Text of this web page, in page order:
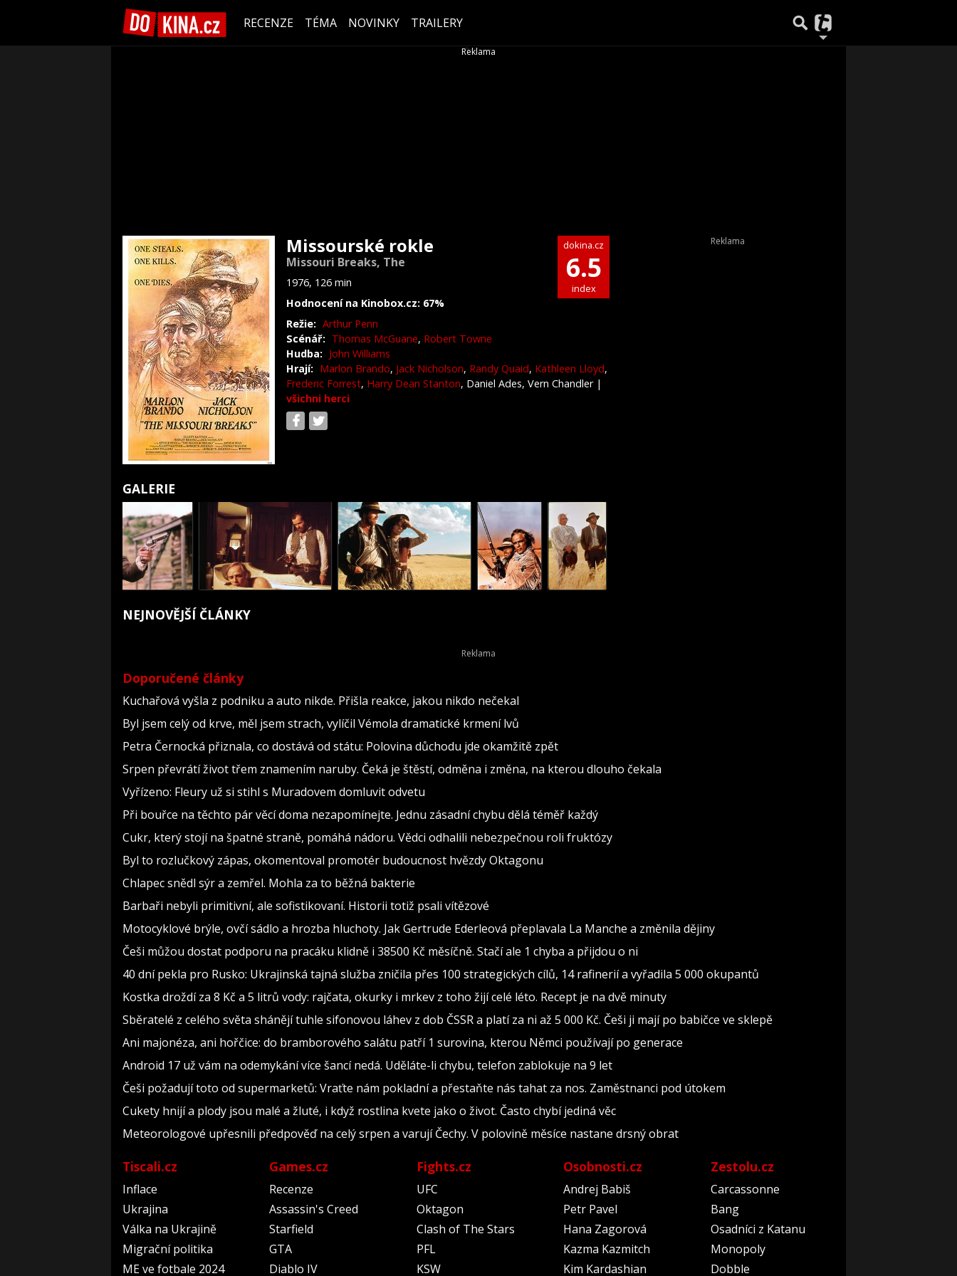
RECENZE TÉMA NOVINKY TRAILERY
Missourské rokle
Missouri Breaks, The
1976, 126 min
Hodnocení na Kinobox.cz: 67%
dokina.cz
6.5
index
Režie: Arthur Penn
Scénář: Thomas McGuane, Robert Towne
Hudba: John Williams
Hrají: Marlon Brando, Jack Nicholson, Randy Quaid, Kathleen Lloyd,
Frederic Forrest, Harry Dean Stanton, Daniel Ades, Vern Chandler |
všichni herci
GALERIE
NEJNOVĚJŠÍ ČLÁNKY
Doporučené články
Kuchařová vyšla z podniku a auto nikde. Přišla reakce, jakou nikdo nečekal
Byl jsem celý od krve, měl jsem strach, vylíčil Vémola dramatické krmení lvů
Petra Černocká přiznala, co dostává od státu: Polovina důchodu jde okamžitě zpět
Srpen převrátí život třem znamením naruby. Čeká je štěstí, odměna i změna, na kterou dlouho čekala
Vyřízeno: Fleury už si stihl s Muradovem domluvit odvetu
Při bouřce na těchto pár věcí doma nezapomínejte. Jednu zásadní chybu dělá téměř každý
Cukr, který stojí na špatné straně, pomáhá nádoru. Vědci odhalili nebezpečnou roli fruktózy
Byl to rozlučkový zápas, okomentoval promotér budoucnost hvězdy Oktagonu
Chlapec snědl sýr a zemřel. Mohla za to běžná bakterie
Barbaři nebyli primitivní, ale sofistikovaní. Historii totiž psali vítězové
Motocyklové brýle, ovčí sádlo a hrozba hluchoty. Jak Gertrude Ederleová přeplavala La Manche a změnila dějiny
Češi můžou dostat podporu na pracáku klidně i 38500 Kč měsíčně. Stačí ale 1 chyba a přijdou o ni
40 dní pekla pro Rusko: Ukrajinská tajná služba zničila přes 100 strategických cílů, 14 rafinerií a vyřadila 5 000 okupantů
Kostka droždí za 8 Kč a 5 litrů vody: rajčata, okurky i mrkev z toho žijí celé léto. Recept je na dvě minuty
Sběratelé z celého světa shánějí tuhle sifonovou láhev z dob ČSSR a platí za ni až 5 000 Kč. Češi ji mají po babičce ve sklepě
Ani majonéza, ani hořčice: do bramborového salátu patří 1 surovina, kterou Němci používají po generace
Android 17 už vám na odemykání více šancí nedá. Uděláte-li chybu, telefon zablokuje na 9 let
Češi požadují toto od supermarketů: Vraťte nám pokladní a přestaňte nás tahat za nos. Zaměstnanci pod útokem
Cukety hnijí a plody jsou malé a žluté, i když rostlina kvete jako o život. Často chybí jediná věc
Meteorologové upřesnili předpověď na celý srpen a varují Čechy. V polovině měsíce nastane drsný obrat
Tiscali.cz
Inflace
Ukrajina
Válka na Ukrajině
Migrační politika
ME ve fotbale 2024
Games.cz
Recenze
Assassin's Creed
Starfield
GTA
Diablo IV
Fights.cz
UFC
Oktagon
Clash of The Stars
PFL
KSW
Osobnosti.cz
Andrej Babiš
Petr Pavel
Hana Zagorová
Kazma Kazmitch
Kim Kardashian
Zestolu.cz
Carcassonne
Bang
Osadníci z Katanu
Monopoly
Dobble